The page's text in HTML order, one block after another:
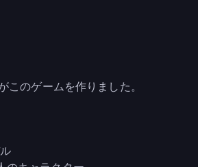
このゲームを作りました。